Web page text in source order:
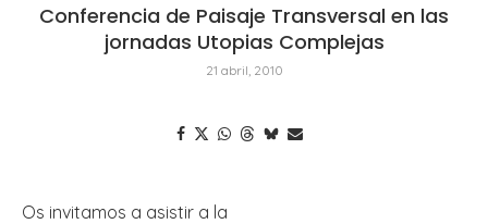
Conferencia de Paisaje Transversal en las
jornadas Utopias Complejas
21 abril, 2010
Os invitamos a asistir a la